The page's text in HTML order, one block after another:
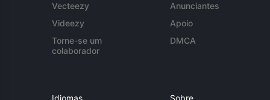
Vecteezy
Videezy
Torne-se um
colaborador
Anunciantes
Apoio
DMCA
Idiomas Sobre